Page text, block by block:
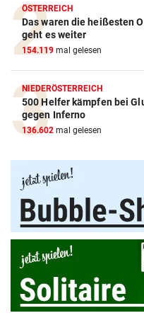
ÖSTERREICH
Das waren die heißesten
geht es weiter
154.119 mal gelesen
NIEDERÖSTERREICH
500 Helfer kämpfen bei
gegen Inferno
136.602 mal gelesen
Amazon-Kindle Vergleich
ZUM VERGLEICH
Apple-iPad Vergleich
ZUM VERGLEICH
Apple-iPhone Vergleich
ZUM VERGLEICH
Apple Macbook Vergleich
ZUM VERGLEICH
Bluetooth Lautsprecher